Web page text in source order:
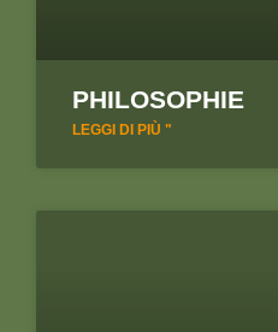
PHILOSOPHIE
LEGGI DI PIÙ "